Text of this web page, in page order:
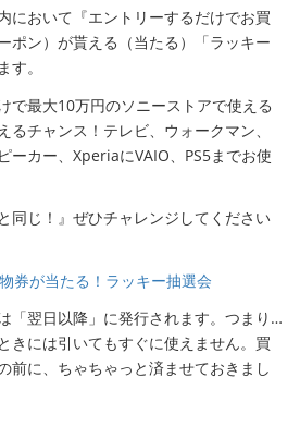
において『エントリーするだけでお買
ポン）が貰える（当たる）「ラッキー
。
で最大10万円のソニーストアで使える
るチャンス！テレビ、ウォークマン、
ーカー、XperiaにVAIO、PS5までお使
同じ！』ぜひチャレンジしてください
券が当たる！ラッキー抽選会
「翌日以降」に発行されます。つまり…
きには引いてもすぐに使えません。買
前に、ちゃちゃっと済ませておきまし